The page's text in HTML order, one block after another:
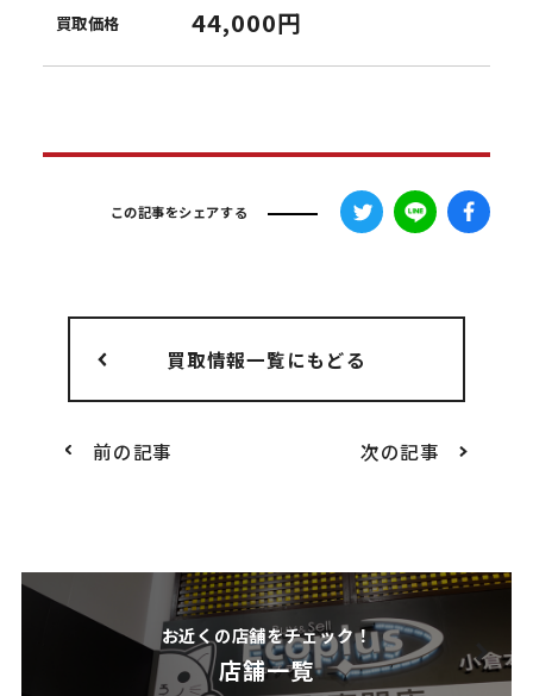
買取価格 44,000円
この記事をシェアする
前の記事
買取情報一覧にもどる
次の記事
お近くの店舗をチェック！
店舗一覧